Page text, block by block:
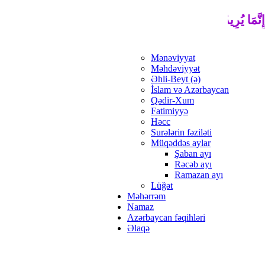
إِنَّمَا يُرِيدُ اللَّهُ لِيُذْهِبَ عَنْكُمُ الرِّجْسَ أَهْلَ الْبَيْتِ
Mənəviyyat
Məhdəviyyət
Əhli-Beyt (ə)
İslam və Azərbaycan
Qədir-Xum
Fatimiyyə
Həcc
Surələrin fəziləti
Müqəddəs aylar
Şaban ayı
Rəcəb ayı
Ramazan ayı
Lüğət
Məhərrəm
Namaz
Azərbaycan fəqihləri
Əlaqə